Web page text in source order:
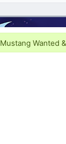
Mustang Wanted